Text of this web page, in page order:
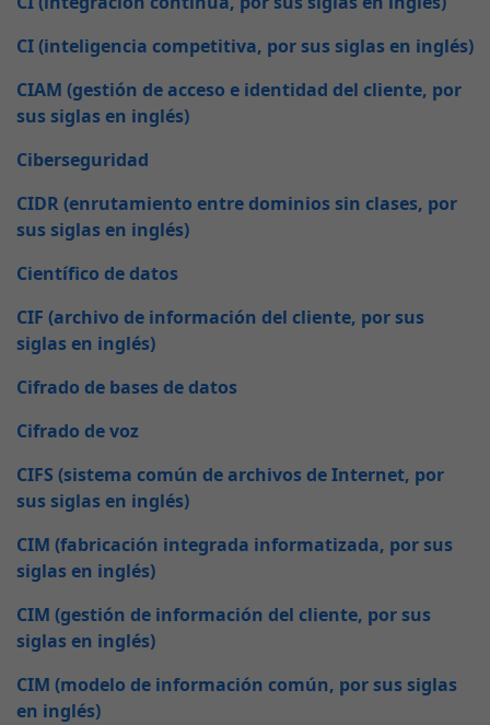
CI (inteligencia competitiva, por sus siglas en inglés)
CIAM (gestión de acceso e identidad del cliente, por
sus siglas en inglés)
Ciberseguridad
CIDR (enrutamiento entre dominios sin clases, por
sus siglas en inglés)
Científico de datos
CIF (archivo de información del cliente, por sus
siglas en inglés)
Cifrado de bases de datos
Cifrado de voz
CIFS (sistema común de archivos de Internet, por
sus siglas en inglés)
CIM (fabricación integrada informatizada, por sus
siglas en inglés)
CIM (gestión de información del cliente, por sus
siglas en inglés)
CIM (modelo de información común, por sus siglas
en inglés)